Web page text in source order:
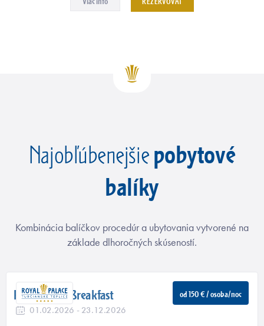
REZERVOVAŤ
Najobľúbenejšiepobytové
balíky
Kombinácia balíčkov procedúr a ubytovania vytvorené na
základe dlhoročných skúseností.
od 150 € / osoba/noc
Royal Bed & Breakfast
01.02.2026 - 23.12.2026